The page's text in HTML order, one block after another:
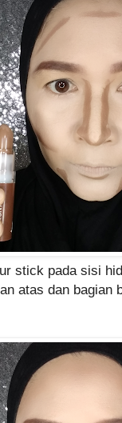
stick pada sisi
atas dan bagian